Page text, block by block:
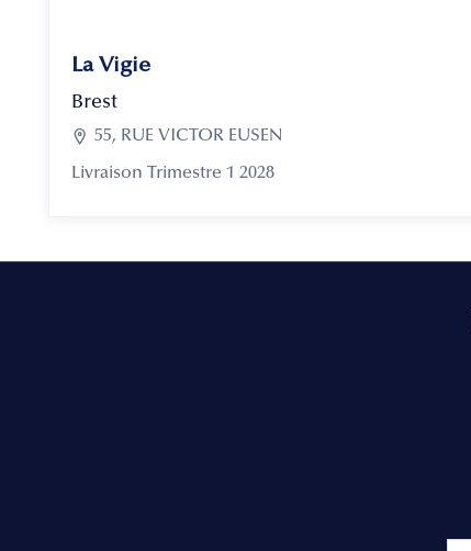
La Vigie
Brest
 55, RUE VICTOR EUSEN
Livraison Trimestre 1 2028